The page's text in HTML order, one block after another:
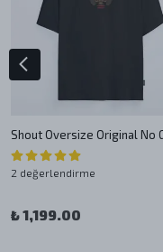
2 değerlendirme
₺ 1,199.00